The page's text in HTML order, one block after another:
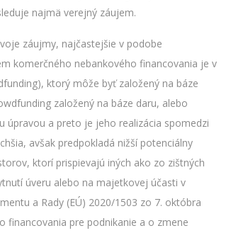
najmä verejný záujem.
záujmy, najčastejšie v podobe
komerčného nebankového financovania je v
ktorý môže byť založený na báze
založený na báze daru, alebo
úpravou a preto je jeho realizácia spomedzi
avšak predpokladá nižší potenciálny
ktorí prispievajú iných ako zo zištných
úveru alebo na majetkovej účasti v
a Rady (EÚ) 2020/1503 zo 7. októbra
financovania pre podnikanie a o zmene